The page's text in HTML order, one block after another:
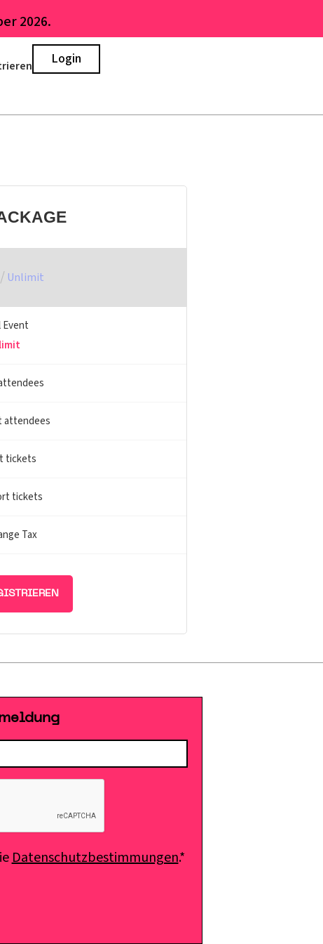
2026.
Login
/ Unlimit
Event
attendees
tickets
tickets
Tax
Datenschutzbestimmungen.*